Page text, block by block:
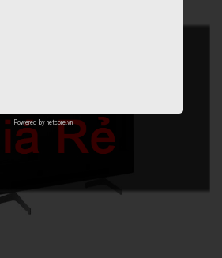
Powered by netcore.vn